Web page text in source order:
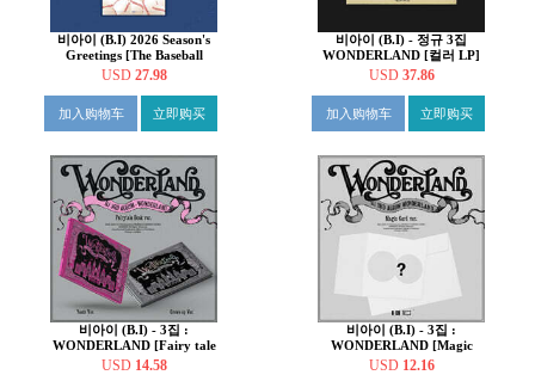
비아이 (B.I) 2026 Season's
Greetings [The Baseball
Camp 2026]
USD 27.98
加入购物车 立即购买
비아이 (B.I) - 정규 3집
WONDERLAND [컬러 LP]
USD 37.86
加入购物车 立即购买
비아이 (B.I) - 3집 :
WONDERLAND [Fairy tale
Ver.][2종 중 1종 랜덤발송]
USD 14.58
비아이 (B.I) - 3집 :
WONDERLAND [Magic
card Ver.]
USD 12.16